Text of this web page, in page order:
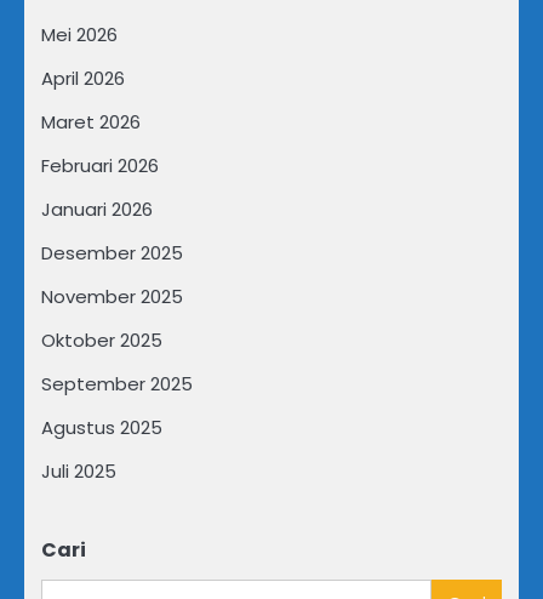
Mei 2026
April 2026
Maret 2026
Februari 2026
Januari 2026
Desember 2025
November 2025
Oktober 2025
September 2025
Agustus 2025
Juli 2025
Cari